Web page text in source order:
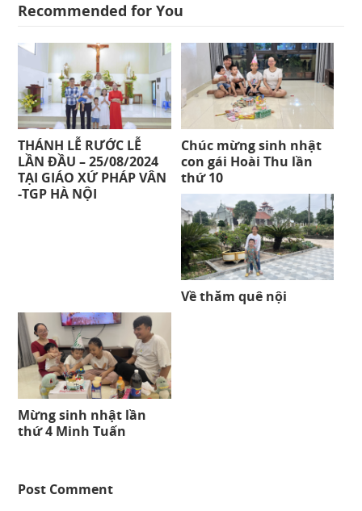
Recommended for You
THÁNH LỄ RƯỚC LỄ
LẦN ĐẦU – 25/08/2024
TẠI GIÁO XỨ PHÁP VÂN
-TGP HÀ NỘI
Chúc mừng sinh nhật
con gái Hoài Thu lần
thứ 10
Về thăm quê nội
Mừng sinh nhật lần
thứ 4 Minh Tuấn
Post Comment